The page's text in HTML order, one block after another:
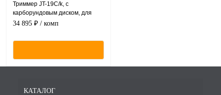
Триммер JT-19C/k, с
карборундовым диском, для
мокрой обработки гипсовых
34 895 ₽ / комп
КАТАЛОГ